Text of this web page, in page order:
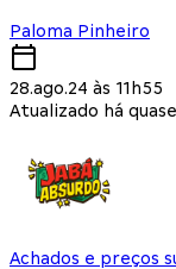
Paloma Pinheiro
28.ago.24 às 11h55
Atualizado há
Achados e preços